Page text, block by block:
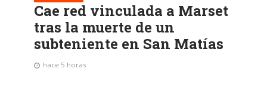
Cae red vinculada a Marset
tras la muerte de un
subteniente en San Matías
hace 5 horas